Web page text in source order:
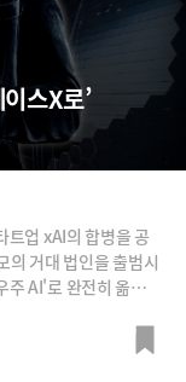
스X로’
트업 xAI의 합병을 공
의 거대 법인을 출범시
AI'로 완전히 옮기겠
지만 월가에서는 이